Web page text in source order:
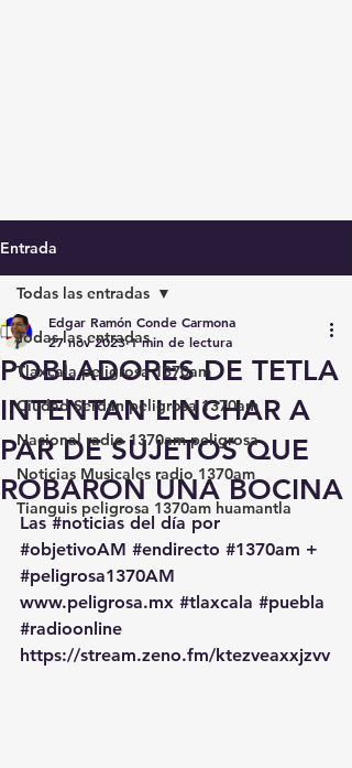
Entrada
Todas las entradas
Tlaxcala peligrosa 1370am
Ciudad Serdán peligrosa 1370am
Nacional radio 1370am peligrosa
Noticias Musicales radio 1370am
Tianguis peligrosa 1370am huamantla
Todas las entradas
POBLADORES DE TETLA
INTENTAN LINCHAR A
PAR DE SUJETOS QUE
ROBARON UNA BOCINA
Edgar Ramón Conde Carmona
27 nov 2023 1 min de lectura
Las #noticias del día por
#objetivoAM #endirecto #1370am +
#peligrosa1370AM
www.peligrosa.mx #tlaxcala #puebla
#radioonline
https://stream.zeno.fm/ktezveaxxjzvv